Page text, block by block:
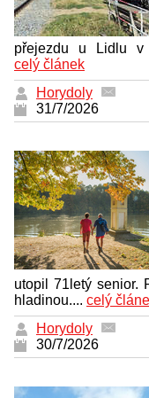
přejezdu u Lidlu v
celý článek
Horydoly
31/7/2026
utopil 71letý senior.
hladinou.... celý
Horydoly
30/7/2026